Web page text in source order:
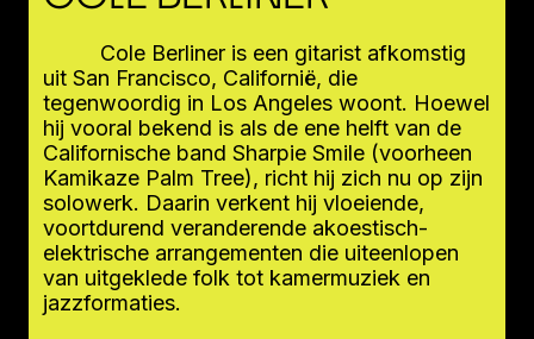
Cole Berliner is een gitarist afkomstig
uit San Francisco, Californië, die
tegenwoordig in Los Angeles woont. Hoewel
hij vooral bekend is als de ene helft van de
Californische band Sharpie Smile (voorheen
Kamikaze Palm Tree), richt hij zich nu op zijn
solowerk. Daarin verkent hij vloeiende,
voortdurend veranderende akoestisch-
elektrische arrangementen die uiteenlopen
van uitgeklede folk tot kamermuziek en
jazzformaties.